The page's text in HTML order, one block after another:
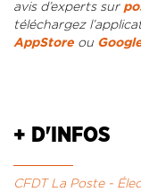
avis d’experts sur
téléchargez
AppStore ou
+ D'INFOS
CFDT La Poste -